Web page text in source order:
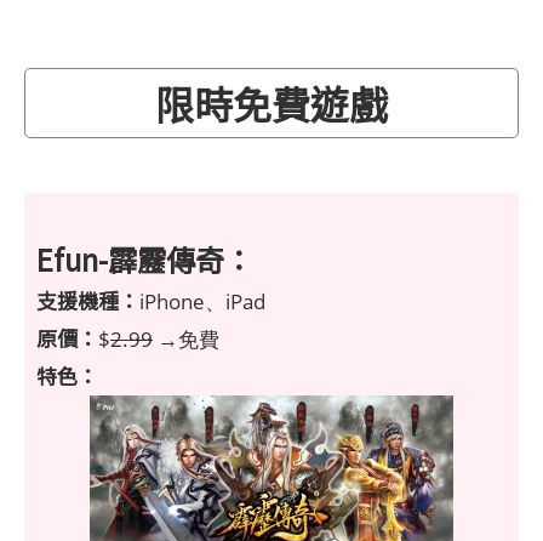
限時免費遊戲
Efun-霹靂傳奇：
支援機種： iPhone、iPad
原價： $2.99 →免費
特色：